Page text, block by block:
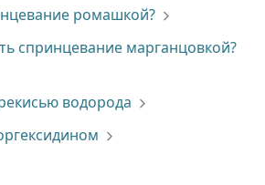
ромашкой?
спринцевание марганцовкой?
водорода